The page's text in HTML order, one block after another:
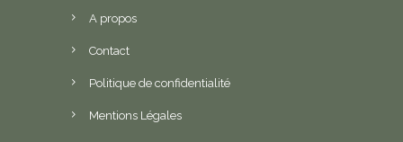
A propos
Contact
Politique de confidentialité
Mentions Légales